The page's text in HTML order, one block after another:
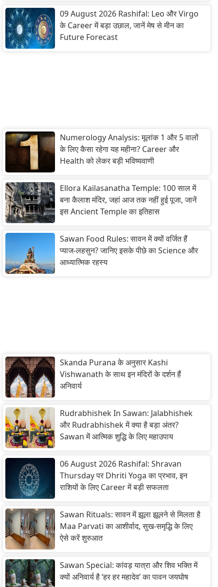
09 August 2026 Rashifal: Leo और Virgo
के Career में बड़ा उछाल, जानें मेष से मीन का
Future Forecast
Numerology Analysis: मूलांक 1 और 5 वालों
के लिए कैसा रहेगा यह महीना? Career और
Health को लेकर बड़ी भविष्यवाणी
Ellora Kailasanatha Temple: 100 साल में
बना कैलाश मंदिर, जहां आज तक नहीं हुई पूजा, जानें
इस Ancient Temple का इतिहास
Sawan Food Rules: सावन में क्यों वर्जित हैं
प्याज-लहसुन? जानिए इसके पीछे का Science और
आध्यात्मिक रहस्य
Skanda Purana के अनुसार Kashi
Vishwanath के साथ इन मंदिरों के दर्शन हैं
अनिवार्य
Rudrabhishek In Sawan: Jalabhishek
और Rudrabhishek में क्या है बड़ा अंतर?
Sawan में आत्मिक शुद्धि के लिए महाउपाय
06 August 2026 Rashifal: Shravan
Thursday पर Dhriti Yoga का प्रभाव, इन
राशियों के लिए Career में बड़ी सफलता
Sawan Rituals: सावन में झूला झूलने से मिलता है
Maa Parvati का आशीर्वाद, सुख-समृद्धि के लिए
ऐसे करें शुरुआत
Sawan Special: कांवड़ यात्रा और शिव भक्ति में
क्यों अनिवार्य है ‘हर हर महादेव’ का पावन जयघोष